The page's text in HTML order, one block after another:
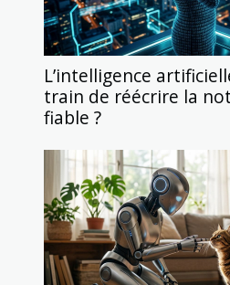
L’intelligence
train de réécrire la
fiable ?